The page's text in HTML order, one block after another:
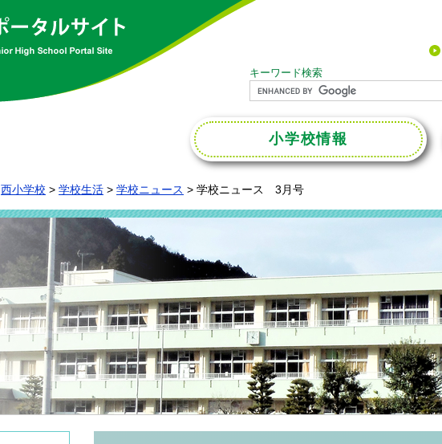
キーワード検索
小学校情報
西小学校 > 学校生活 > 学校ニュース > 学校ニュース 3月号